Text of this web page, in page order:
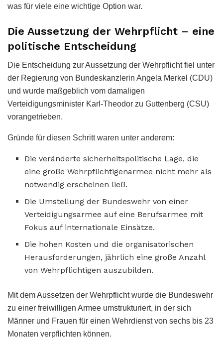
was für viele eine wichtige Option war.
Die Aussetzung der Wehrpflicht – eine
politische Entscheidung
Die Entscheidung zur Aussetzung der Wehrpflicht fiel unter
der Regierung von Bundeskanzlerin Angela Merkel (CDU)
und wurde maßgeblich vom damaligen
Verteidigungsminister Karl-Theodor zu Guttenberg (CSU)
vorangetrieben.
Gründe für diesen Schritt waren unter anderem:
Die veränderte sicherheitspolitische Lage, die
eine große Wehrpflichtigenarmee nicht mehr als
notwendig erscheinen ließ.
Die Umstellung der Bundeswehr von einer
Verteidigungsarmee auf eine Berufsarmee mit
Fokus auf internationale Einsätze.
Die hohen Kosten und die organisatorischen
Herausforderungen, jährlich eine große Anzahl
von Wehrpflichtigen auszubilden.
Mit dem Aussetzen der Wehrpflicht wurde die Bundeswehr
zu einer freiwilligen Armee umstrukturiert, in der sich
Männer und Frauen für einen Wehrdienst von sechs bis 23
Monaten verpflichten können.